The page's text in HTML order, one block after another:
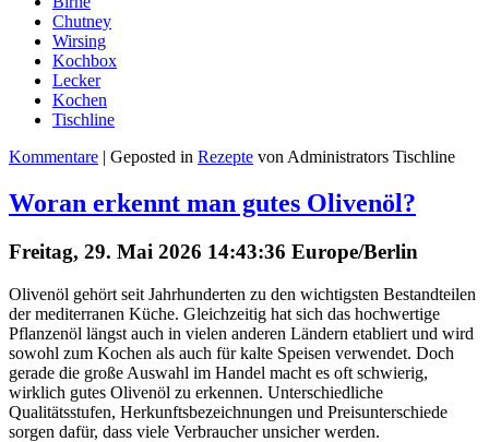
Chutney
Wirsing
Kochbox
Lecker
Kochen
Tischline
Kommentare | Geposted in Rezepte von Administrators Tischline
Woran erkennt man gutes Olivenöl?
Freitag, 29. Mai 2026 14:43:36 Europe/Berlin
Olivenöl gehört seit Jahrhunderten zu den wichtigsten Bestandteilen
der mediterranen Küche. Gleichzeitig hat sich das hochwertige
Pflanzenöl längst auch in vielen anderen Ländern etabliert und wird
sowohl zum Kochen als auch für kalte Speisen verwendet. Doch
gerade die große Auswahl im Handel macht es oft schwierig,
wirklich gutes Olivenöl zu erkennen. Unterschiedliche
Qualitätsstufen, Herkunftsbezeichnungen und Preisunterschiede
sorgen dafür, dass viele Verbraucher unsicher werden.